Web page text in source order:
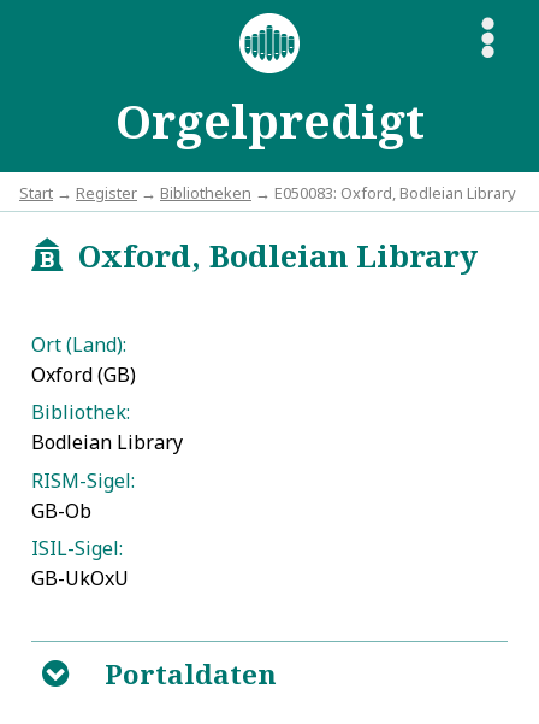
Orgelpredigt
S
Start → Register → Bibliotheken → E050083: Oxford, Bodleian Library
xOxford, Bodleian Library
Ort (Land):
Oxford (GB)
Bibliothek:
Bodleian Library
RISM-Sigel:
GB-Ob
ISIL-Sigel:
GB-UkOxU
B Portaldaten